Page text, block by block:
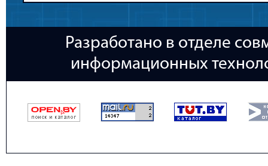
Разработано в отделе
информационных